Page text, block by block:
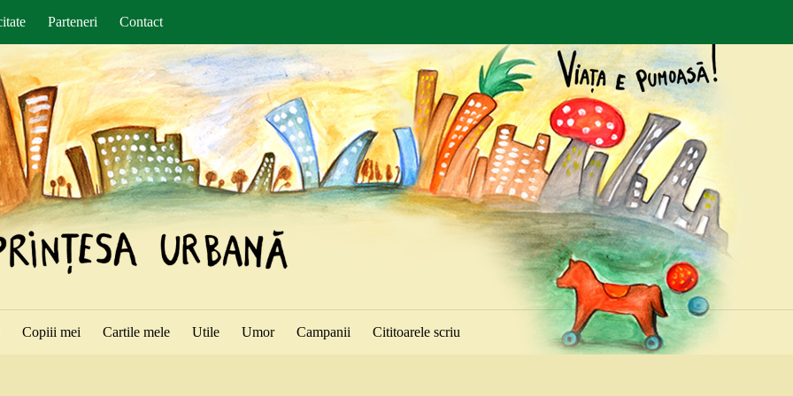
Parteneri Contact
Copiii mei Cartile mele Utile Umor Campanii Cititoarele scriu